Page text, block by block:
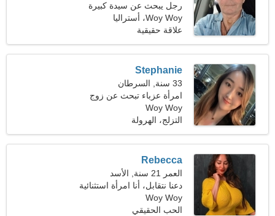
رجل يبحث عن سيدة كبيرة
Woy Woy، أستراليا
علاقة حقيقية
Stephanie
33 سنة, السرطان
امرأة عزباء تبحث عن زوج
36-43
Woy Woy
التزلج، الهرولة
Rebecca
العمر 21 سنة, الأسد
دعنا نتقابل، أنا امرأة استثنائية
Woy Woy
الحب الحقيقي